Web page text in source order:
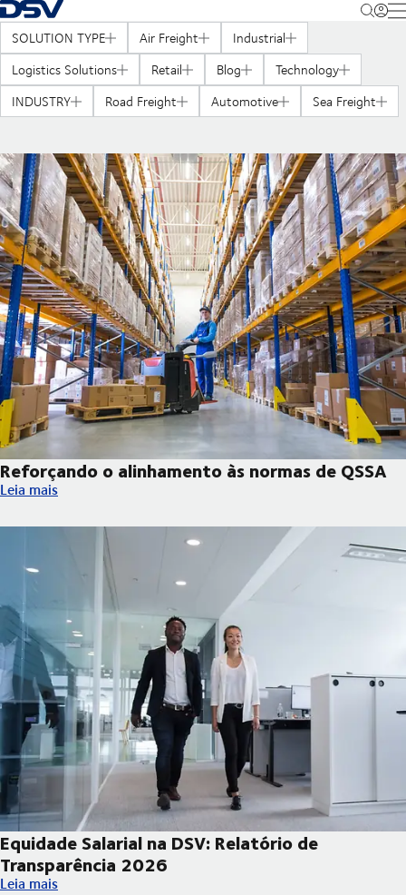
Voltar à página inicial
SOLUTION TYPE Air Freight
Industrial
Logistics Solutions
Retail Blog
Technology
INDUSTRY
Road Freight Automotive Sea Freight
Reforçando o alinhamento às normas de QSSA
Reforçando o alinhamento às normas de QSSA
Leia mais
Equidade Salarial na DSV: Relatório de
Transparência 2026
Equidade Salarial na DSV: Relatório de Transparência 2026
Leia mais